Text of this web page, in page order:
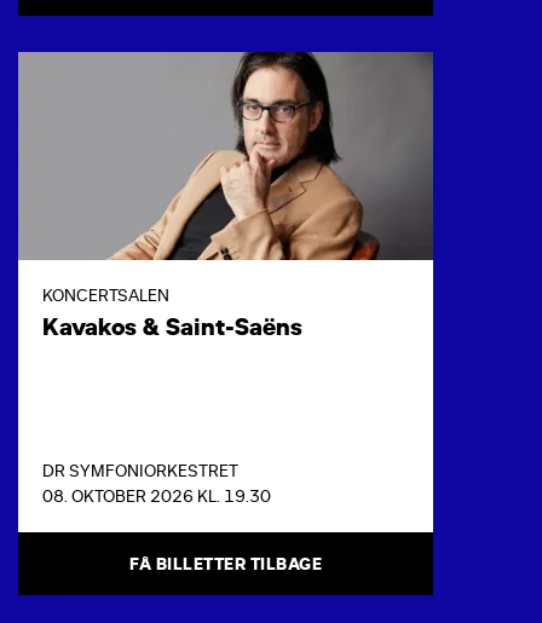
KONCERTSALEN
Kavakos & Saint-Saëns
DR SYMFONIORKESTRET
08. OKTOBER 2026 KL. 19.30
FÅ BILLETTER TILBAGE